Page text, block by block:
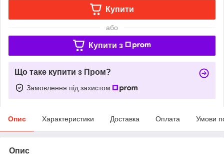
Купити
або
Купити з
Що таке купити з Пром?
Замовлення під захистом
Опис Характеристики Доставка Оплата Умови
Опис